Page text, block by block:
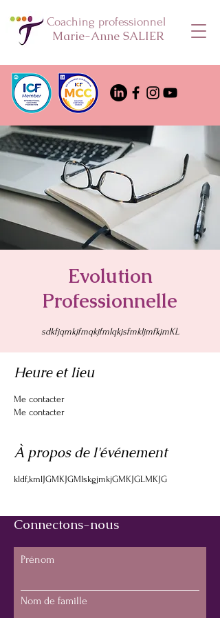
Coaching professionnel
Marie-Anne SALIER
Evolution
Professionnelle
sdkfjqmkjfmqkjfmlqkjsfmkljmfkjmKL
Heure et lieu
Me contacter
Me contacter
À propos de l'événement
kldf,kmlJGMKJGMlskgjmkjGMKJGLMKJG
Connectons-nous
Prénom
Nom de famille